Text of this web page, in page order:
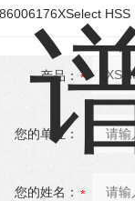
产品：
您的单位：
您的姓名：